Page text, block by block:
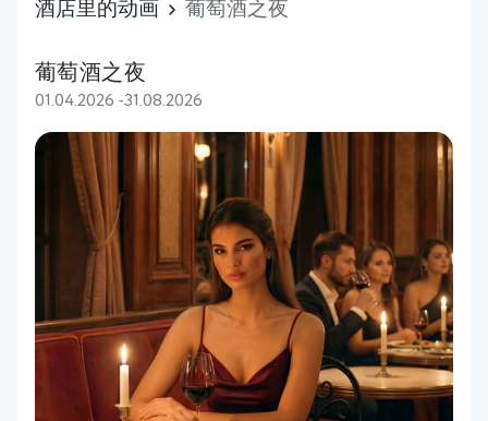
酒店里的动画
葡萄酒之夜
葡萄酒之夜
01.04.2026 -31.08.2026